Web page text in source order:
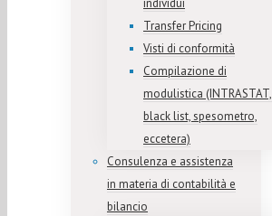
individui
Transfer Pricing
Visti di conformità
Compilazione di
modulistica (INTRASTAT,
black list, spesometro,
eccetera)
Consulenza e assistenza
in materia di contabilità e
bilancio